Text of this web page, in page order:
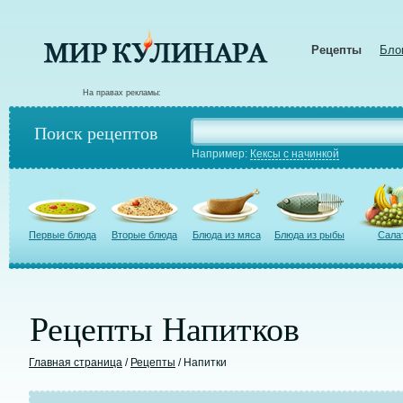
Рецепты
На правах рекламы:
Поиск рецептов
Например: Кексы с начинкой
Первые блюда Вторые блюда Блюда из мяса Блюда из рыбы
Рецепты Напитков
Главная страница / Рецепты / Напитки